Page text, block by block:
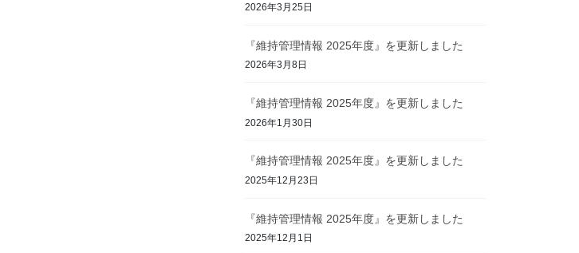
2026年3月25日
『維持管理情報 2025年度』を更新しました
2026年3月8日
『維持管理情報 2025年度』を更新しました
2026年1月30日
『維持管理情報 2025年度』を更新しました
2025年12月23日
『維持管理情報 2025年度』を更新しました
2025年12月1日